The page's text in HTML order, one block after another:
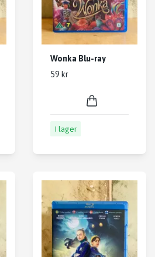
Wonka Blu-ray
59 kr
I lager